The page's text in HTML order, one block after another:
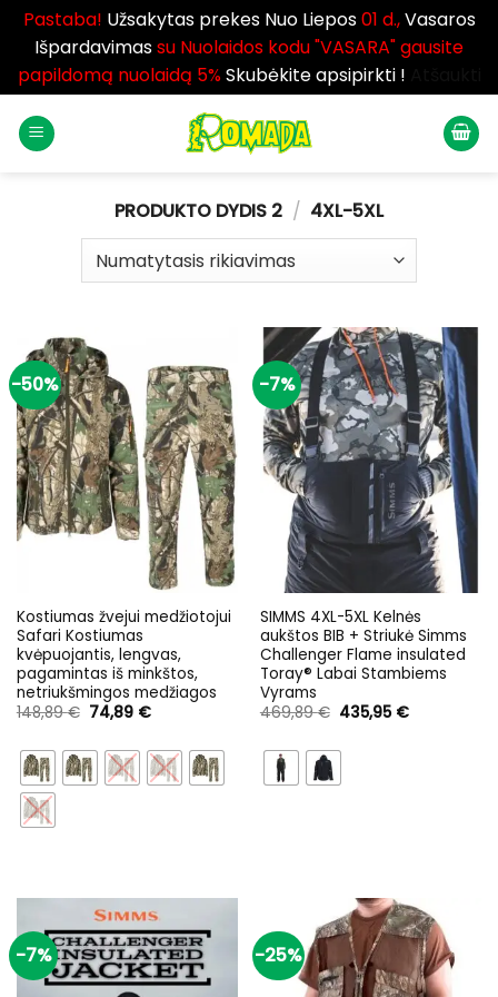
Pastaba! Užsakytas prekes Nuo Liepos01 d.,Vasaros
Išpardavimassu Nuolaidos kodu "VASARA" gausite
papildomą nuolaidą 5%Skubėkite apsipirkti !
PRODUKTO DYDIS 2 / 4XL-5XL
-50%
Kostiumas žvejui medžiotojui
Safari Kostiumas
kvėpuojantis, lengvas,
pagamintas iš minkštos,
netriukšmingos medžiagos
148,89€ Original
price
148,89 €.
74,89 €Current
74,89 €.
-7%
SIMMS 4XL-5XL Kelnės
aukštos BIB + Striukė Simms
Challenger Flame insulated
Toray® Labai Stambiems
Vyrams
469,89€ Original
price
469,89 €.
435,95 €Current
-7% -25%